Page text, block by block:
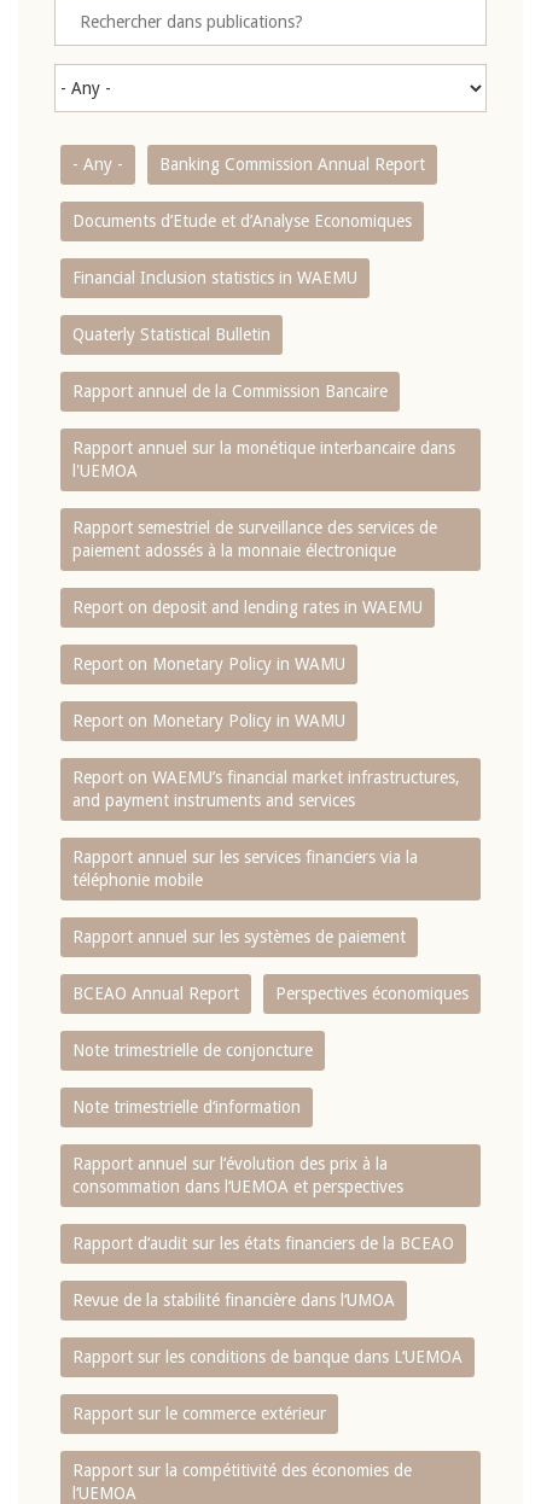
- Any - Banking Commission Annual Report
Documents d’Etude et d’Analyse Economiques
Financial Inclusion statistics in WAEMU
Quaterly Statistical Bulletin
Rapport annuel de la Commission Bancaire
Rapport annuel sur la monétique interbancaire dans
l'UEMOA
Rapport semestriel de surveillance des services de
paiement adossés à la monnaie électronique
Report on deposit and lending rates in WAEMU
Report on Monetary Policy in WAMU
Report on Monetary Policy in WAMU
Report on WAEMU’s financial market infrastructures,
and payment instruments and services
Rapport annuel sur les services financiers via la
téléphonie mobile
Rapport annuel sur les systèmes de paiement
BCEAO Annual Report Perspectives économiques
Note trimestrielle de conjoncture
Note trimestrielle d‘information
Rapport annuel sur l‘évolution des prix à la
consommation dans l‘UEMOA et perspectives
Rapport d‘audit sur les états financiers de la BCEAO
Revue de la stabilité financière dans l‘UMOA
Rapport sur les conditions de banque dans L‘UEMOA
Rapport sur le commerce extérieur
Rapport sur la compétitivité des économies de
l‘UEMOA